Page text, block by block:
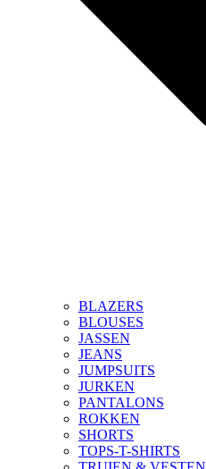
BLAZERS
BLOUSES
JASSEN
JEANS
JUMPSUITS
JURKEN
PANTALONS
ROKKEN
SHORTS
TOPS-T-SHIRTS